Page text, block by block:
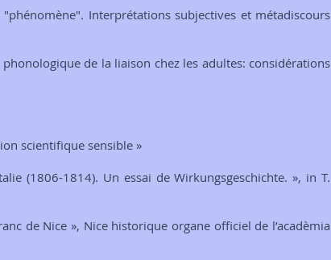
Interprétations subjectives et métadiscours
de la liaison chez les adultes: considérations
scientifique sensible »
(1806-1814). Un essai de Wirkungsgeschichte. », in T.
de Nice », Nice historique organe officiel de l’acadèmia